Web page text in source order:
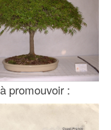
promouvoir :